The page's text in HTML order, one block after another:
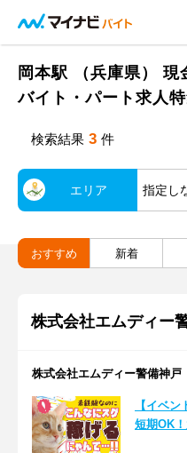
岡本駅 （兵庫県） 現
バイト・パート求人
検索結果 3 件
エリア 指定し
おすすめ 新着
株式会社エムディー
株式会社エムディー警備神
【イベ
短期OK